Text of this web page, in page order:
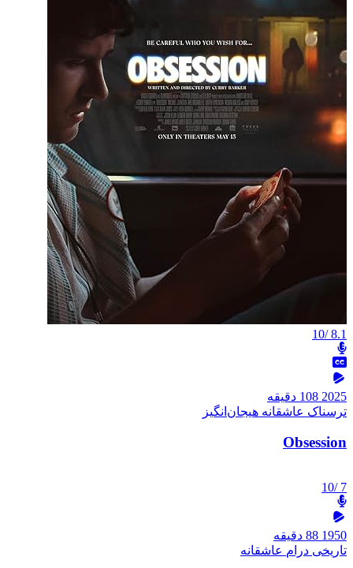
8.1
/10
2025 108 دقیقه
ترسناک عاشقانه هیجان‌انگیز
Obsession
7
/10
1950 88 دقیقه
تاریخی درام عاشقانه